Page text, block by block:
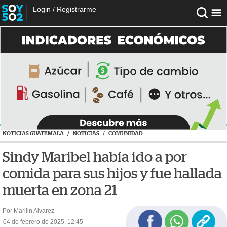
Login / Registrarme
NOTICIAS GUATEMALA / NOTICIAS / COMUNIDAD
Sindy Maribel había ido a por
comida para sus hijos y fue hallada
muerta en zona 21
Por Marilin Alvarez
04 de febrero de 2025, 12:45